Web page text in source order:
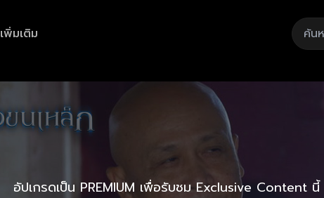
เพิ่มเติม
อัปเกรดเป็น PREMIUM เพื่อรับชม Exclusive Content นี้